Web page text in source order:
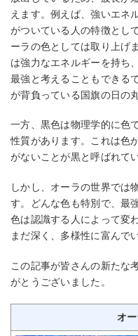
えます。例えば、強いエネ
がついている人の特徴とし
ーラの色としては取り上げ
は強力なエネルギーを持ち
最強と考えることもできる
が背負っている国旗の日の
一方、黒色は物理学的に色
性質があります。これは色
がないことが黒と呼ばれて
しかし、オーラの世界では
す。どんな色も特別で、最
色は認識する人によって変
まだ深く、多様性に富んで
この記事が皆さんの新たな
がとうございました。
オ